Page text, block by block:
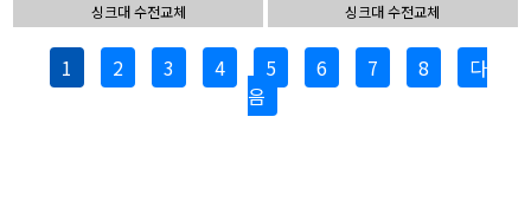
싱크대 수전교체 싱크대 수전교체
1 2 3 4 5 6 7 8
다
음